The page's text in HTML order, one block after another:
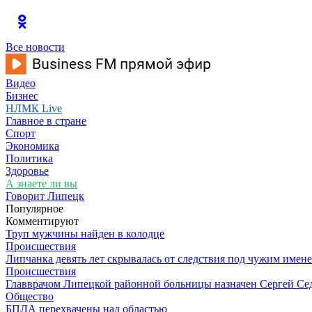
Все новости
Видео
Бизнес
НЛМК Live
Главное в стране
Спорт
Экономика
Политика
Здоровье
А знаете ли вы
Говорит Липецк
Популярное
Комментируют
Труп мужчины найден в колодце
Происшествия
Липчанка девять лет скрывалась от следствия под чужим
Происшествия
Главврачом Липецкой районной больницы назначен Сергей
Общество
БПЛА перехвачены над областью